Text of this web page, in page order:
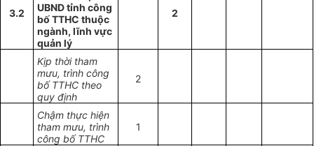
3.2
UBND tỉnh công
bố TTHC thuộc
ngành, lĩnh vực
quản lý
2
Kịp thời tham
mưu, trình công
bố TTHC theo
quy định
2
Chậm thực hiện
tham mưu, trình
công bố TTHC
1